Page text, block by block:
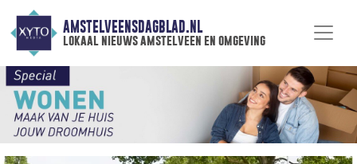
AMSTELVEENSDAGBLAD.NL
lokaal nieuws amstelveen en omgeving